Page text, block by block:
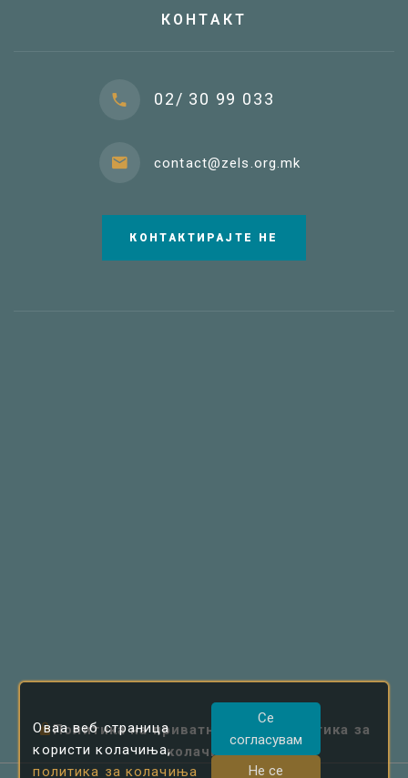
КОНТАКТ
02/ 30 99 033
contact@zels.org.mk
КОНТАКТИРАЈТЕ НЕ
Политика на приватност
Политика за
колачиња
Оваа веб страница
користи колачиња,
политика за колачиња
Се
согласувам
Не се